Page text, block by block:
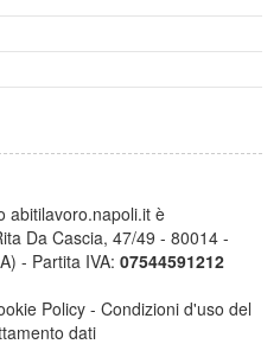
abitilavoro.napoli.it è
Da Cascia, 47/49 - 80014 -
- Partita IVA: 07544591212
Policy- Condizioni d'uso del
dati